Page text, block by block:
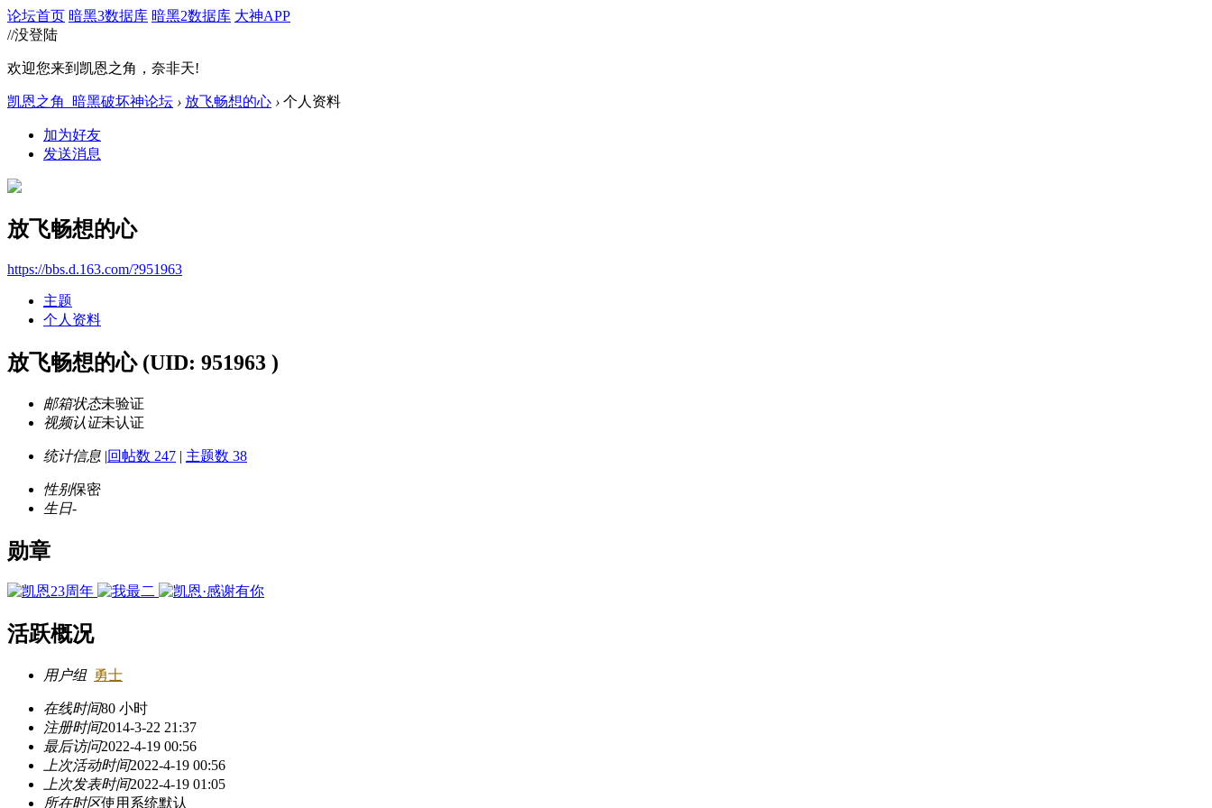
论坛首页 暗黑3数据库 暗黑2数据库 大神APP
//没登陆
欢迎您来到凯恩之角，奈非天!
凯恩之角_暗黑破坏神论坛 › 放飞畅想的心 › 个人资料
加为好友
发送消息
放飞畅想的心
https://bbs.d.163.com/?951963
主题
个人资料
放飞畅想的心 (UID: 951963 )
邮箱状态未验证
视频认证未认证
统计信息 |回帖数 247 | 主题数 38
性别保密
生日-
勋章
活跃概况
用户组 勇士
在线时间80 小时
注册时间2014-3-22 21:37
最后访问2022-4-19 00:56
上次活动时间2022-4-19 00:56
上次发表时间2022-4-19 01:05
所在时区使用系统默认